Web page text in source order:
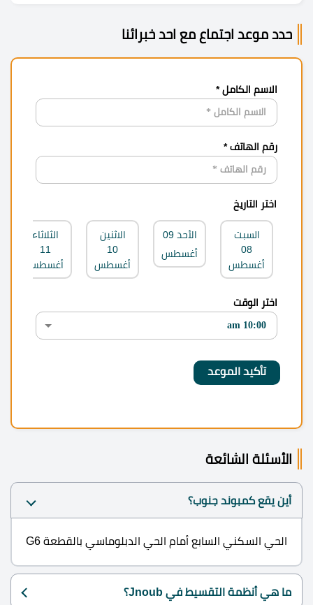
حدد موعد اجتماع مع احد خبرائنا
الاسم الكامل *
رقم الهاتف *
اختر التاريخ
السبت
08
أغسطس
الأحد 09
أغسطس
الاثنين
10
أغسطس
الثلاثاء
11
أغسطس
اختر الوقت
الأسئلة الشائعة
أين يقع كمبوند جنوب؟
الحي السكني السابع أمام الحي الدبلوماسي بالقطعة G6
ما هي أنظمة التقسيط في Jnoub؟